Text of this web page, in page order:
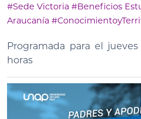
#Sede Victoria #Beneficios
Araucanía
Programada para el
horas